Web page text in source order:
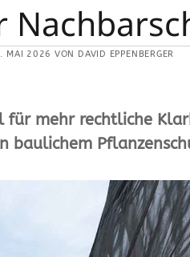
MAI 2026 VON DAVID EPPENBERGER
für mehr rechtliche
baulichem